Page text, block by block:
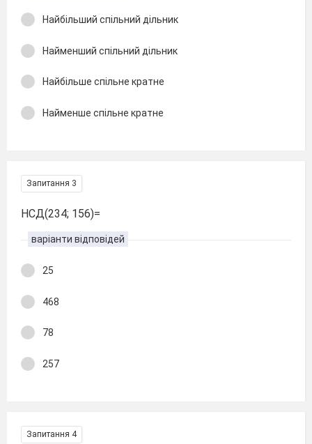
Найбільший спільний дільник
Найменший спільний дільник
Найбільше спільне кратне
Найменше спільне кратне
Запитання 3
НСД(234; 156)=
варіанти відповідей
25
468
78
257
Запитання 4